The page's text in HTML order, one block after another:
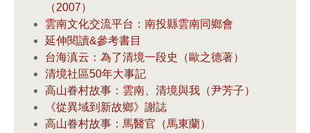
（2007）
雲南文化交流平台：南投縣雲南同鄉會
延伸閱讀&參考書目
台海滇云：為了清境一段史（歐之德著）
清境社區50年大事記
高山眷村故事：雲南、清境與我（尹芳子）
《從異域到新故鄉》謝誌
高山眷村故事：馬醫官（馬東蘭）